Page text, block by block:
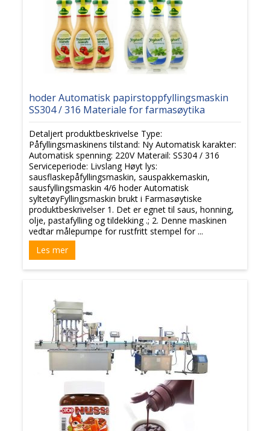
hoder Automatisk papirstoppfyllingsmaskin
SS304 / 316 Materiale for farmasøytika
Detaljert produktbeskrivelse Type:
Påfyllingsmaskinens tilstand: Ny Automatisk karakter:
Automatisk spenning: 220V Materail: SS304 / 316
Serviceperiode: Livslang Høyt lys:
sausflaskepåfyllingsmaskin, sauspakkemaskin,
sausfyllingsmaskin 4/6 hoder Automatisk
syltetøyFyllingsmaskin brukt i Farmasøytiske
produktbeskrivelser 1. Det er egnet til saus, honning,
olje, pastafylling og tildekking .; 2. Denne maskinen
vedtar målepumpe for rustfritt stempel for ...
Les mer